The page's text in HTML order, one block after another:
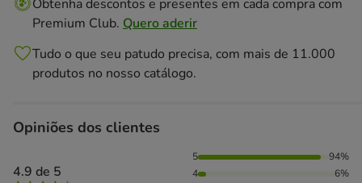
Obtenha descontos e presentes em cada compra com
Premium Club. Quero aderir
Tudo o que seu patudo precisa, com mais de 11.000
produtos no nosso catálogo.
Opiniões dos clientes
4.9 de 5
94% das pessoas avaliaram com 5 estrelas, 6% das
5
94%
4
6%